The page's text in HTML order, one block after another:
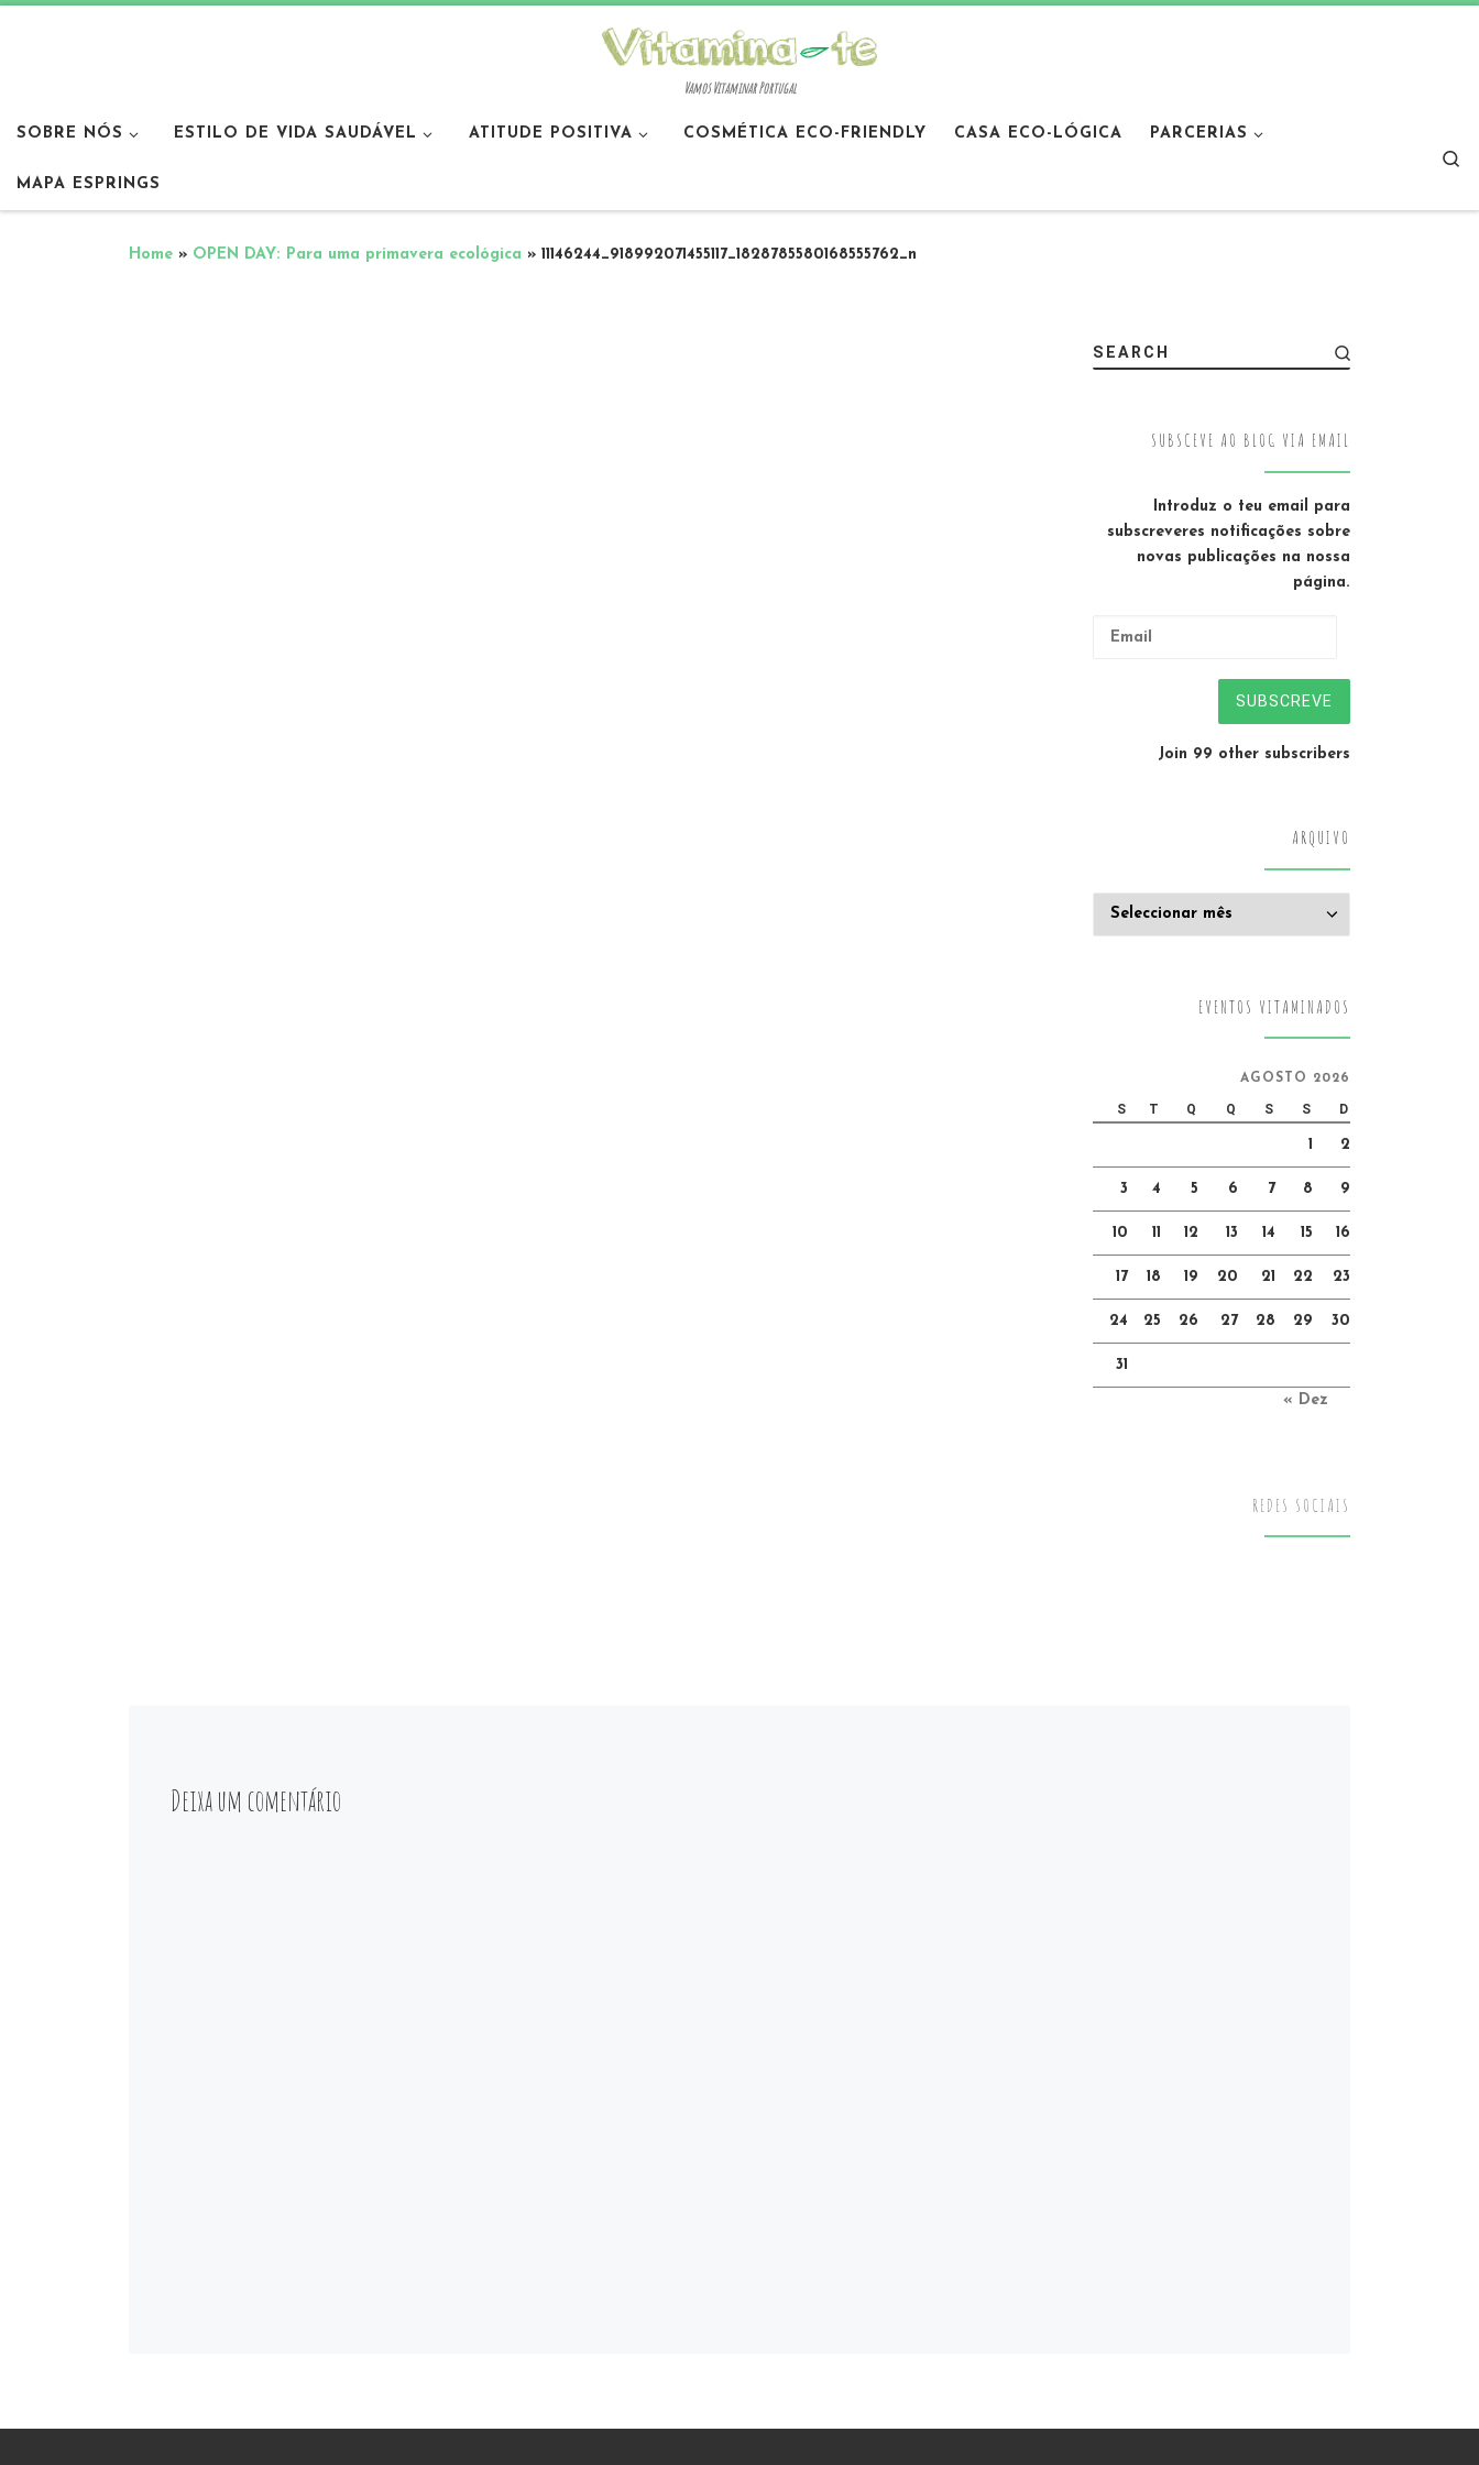
Vamos Vitaminar Portugal
SOBRE NÓS ESTILO DE VIDA SAUDÁVEL ATITUDE POSITIVA COSMÉTICA ECO-FRIENDLY CASA ECO-LÓGICA PARCERIAS
MAPA ESPRINGS
Home » OPEN DAY: Para uma primavera ecológica » 11146244_918992071455117_1828785580168555762_n
Deixa um comentário
SEARCH
SUBSCEVE AO BLOG VIA EMAIL
Introduz o teu email para
subscreveres notificações sobre
novas publicações na nossa
página.
SUBSCREVE
Join 99 other subscribers
ARQUIVO
EVENTOS VITAMINADOS
AGOSTO 2026
S T Q Q S S D
1 2
3 4 5 6 7 8 9
10 11 12 13 14 15 16
17 18 19 20 21 22 23
24 25 26 27 28 29 30
31
« Dez
REDES SOCIAIS